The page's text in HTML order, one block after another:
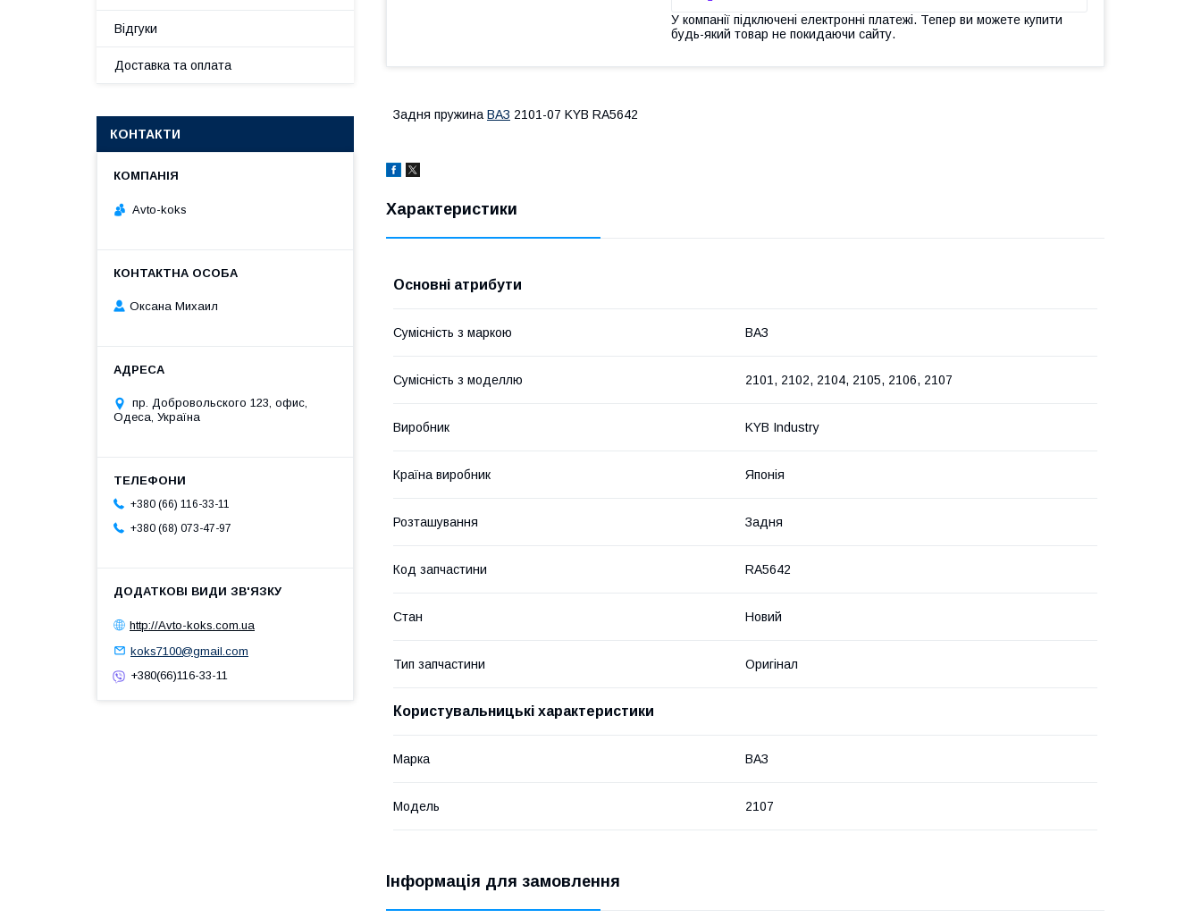
У компанії підключені електронні платежі. Тепер ви можете купити
будь-який товар не покидаючи сайту.
Задня пружина ВАЗ 2101-07 KYB RA5642
Характеристики
Основні атрибути
Сумісність з маркою ВАЗ
Сумісність з моделлю 2101, 2102, 2104, 2105, 2106, 2107
Виробник KYB Industry
Країна виробник Японія
Розташування Задня
Код запчастини RA5642
Стан Новий
Тип запчастини Оригінал
Користувальницькі характеристики
Марка ВАЗ
Модель 2107
Інформація для замовлення
Відгуки
Доставка та оплата
КОНТАКТИ
Avto-koks
Оксана Михаил
пр. Добровольского 123, офис,
Одеса, Україна
+380 (66) 116-33-11
+380 (68) 073-47-97
http://Avto-koks.com.ua
koks7100@gmail.com
+380(66)116-33-11